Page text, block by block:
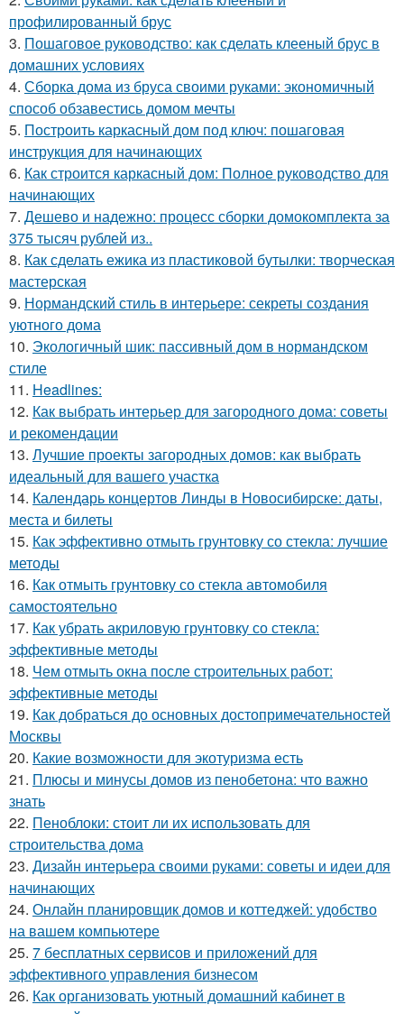
профилированный брус
3. Пошаговое руководство: как сделать клееный брус в
домашних условиях
4. Сборка дома из бруса своими руками: экономичный
способ обзавестись домом мечты
5. Построить каркасный дом под ключ: пошаговая
инструкция для начинающих
6. Как строится каркасный дом: Полное руководство для
начинающих
7. Дешево и надежно: процесс сборки домокомплекта за
375 тысяч рублей из..
8. Как сделать ежика из пластиковой бутылки: творческая
мастерская
9. Нормандский стиль в интерьере: секреты создания
уютного дома
10. Экологичный шик: пассивный дом в нормандском
стиле
11. Headlines:
12. Как выбрать интерьер для загородного дома: советы
и рекомендации
13. Лучшие проекты загородных домов: как выбрать
идеальный для вашего участка
14. Календарь концертов Линды в Новосибирске: даты,
места и билеты
15. Как эффективно отмыть грунтовку со стекла: лучшие
методы
16. Как отмыть грунтовку со стекла автомобиля
самостоятельно
17. Как убрать акриловую грунтовку со стекла:
эффективные методы
18. Чем отмыть окна после строительных работ:
эффективные методы
19. Как добраться до основных достопримечательностей
Москвы
20. Какие возможности для экотуризма есть
21. Плюсы и минусы домов из пенобетона: что важно
знать
22. Пеноблоки: стоит ли их использовать для
строительства дома
23. Дизайн интерьера своими руками: советы и идеи для
начинающих
24. Онлайн планировщик домов и коттеджей: удобство
на вашем компьютере
25. 7 бесплатных сервисов и приложений для
эффективного управления бизнесом
26. Как организовать уютный домашний кабинет в